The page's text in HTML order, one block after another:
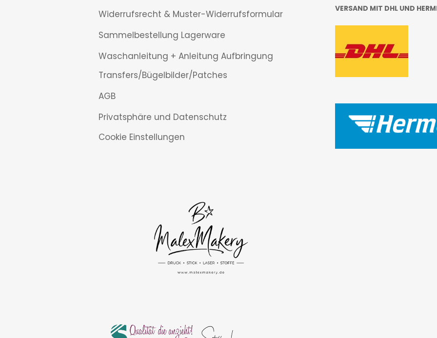
Widerrufsrecht & Muster-Widerrufsformular
Sammelbestellung Lagerware
Waschanleitung + Anleitung Aufbringung
Transfers/Bügelbilder/Patches
AGB
Privatsphäre und Datenschutz
Cookie Einstellungen
VERSAND MIT DHL UND